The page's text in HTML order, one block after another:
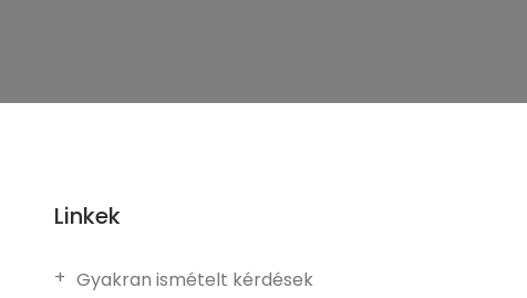
Linkek
Gyakran ismételt kérdések